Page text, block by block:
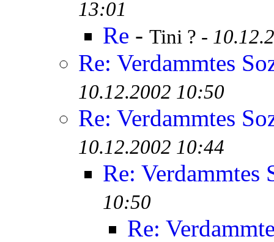
13:01
Re - Tini ? -
Re: Verdammtes
10.12.2002 10:50
Re: Verdammtes
10.12.2002 10:44
Re: Verdammtes
10:50
Re: